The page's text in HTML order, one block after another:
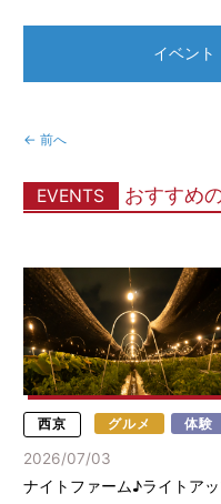
← 前へ
イベント
EVENTS おすすめ
西京 グルメ 体験
2026/07/03
ナイトファーム♪ライトア